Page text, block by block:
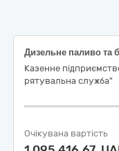
Дизельне паливо та
Казенне
рятувальна служба"
Очікувана вартість